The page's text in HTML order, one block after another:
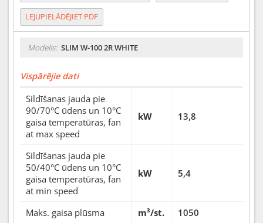
LEJUPIELĀDĒJIET PDF
Modelis: SLIM W-100 2R WHITE
Vispārējie dati
Sildīšanas jauda pie
90/70°C ūdens un 10°C
gaisa temperatūras, fan
at max speed
kW 13,8
Sildīšanas jauda pie
50/40°C ūdens un 10°C
gaisa temperatūras, fan
at min speed
kW 5,4
Maks. gaisa plūsma m³/st.
1050